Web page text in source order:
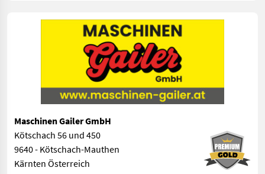
Maschinen Gailer GmbH
Kötschach 56 und 450
9640 - Kötschach-Mauthen
Kärnten Österreich